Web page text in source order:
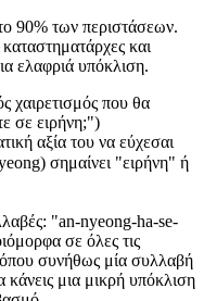
90% των περιστάσεων.
και
ελαφριά υπόκλιση.
χαιρετισμός που θα
σε ειρήνη;")
αξία του να εύχεσαι
σημαίνει "ειρήνη" ή
"an-nyeong-ha-se-
σε όλες τις
συνήθως μία συλλαβή
κάνεις μια μικρή υπόκλιση